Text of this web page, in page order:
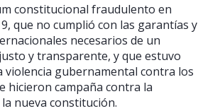
constitucional fraudulento en
que no cumplió con las garantías y
necesarios de un
y transparente, y que estuvo
violencia gubernamental contra los
hicieron campaña contra la
nueva constitución.